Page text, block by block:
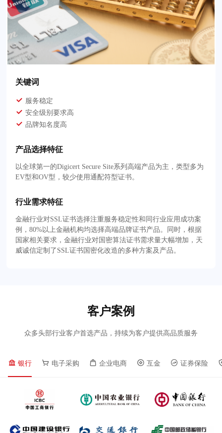
关键词
服务稳定
安全级别要求高
品牌知名度高
产品选择特征
以全球第一的Digicert Secure Site系列高端产品为主，类型多为
EV型和OV型，较少使用通配符型证书。
行业需求特征
金融行业对SSL证书选择注重服务稳定性和同行业应用成功案
例，80%以上金融机构均选择高端品牌证书产品。同时，根据
国家相关要求，金融行业对国密算法证书需求量大幅增加，天
威诚信定制了SSL证书国密化改造的多种方案及产品。
客户案例
众多头部行业客户首选产品，持续为客户提供高品质服务
银行 电子采购 企业电商 互金 证券保险